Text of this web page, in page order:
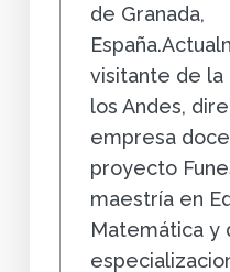
de Granada,
visitante de la
los Andes,
empresa
proyecto
maestría en
Matemática y